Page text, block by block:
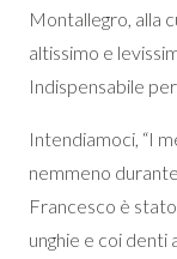
Montallegro, alla
altissimo e
Indispensabile
Intendiamoci, “I
nemmeno
Francesco è
unghie e coi denti